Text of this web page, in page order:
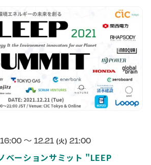
16:00 〜 12.21 (火) 21:00
ベーションサミット "LEEP